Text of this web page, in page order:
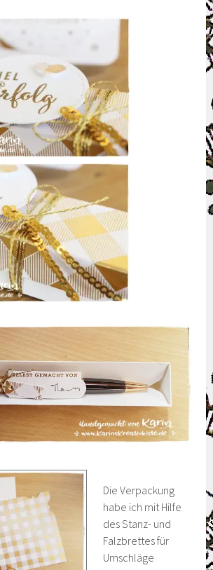
Die Verpackung
habe ich mit Hilfe
des Stanz- und
Falzbrettes für
Umschläge